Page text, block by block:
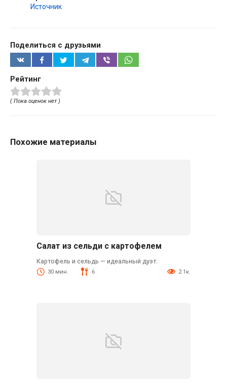
Источник
Поделиться с друзьями
Рейтинг
( Пока оценок нет )
Похожие материалы
Салат из сельди с картофелем
Картофель и сельдь — идеальный дуэт.
30 мин. 6 2.1к.